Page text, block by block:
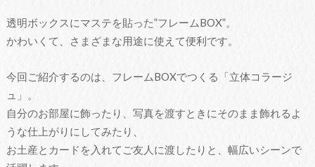
透明ボックスにマステを貼った”フレームBOX”。
かわいくて、さまざまな用途に使えて便利です。
今回ご紹介するのは、フレームBOXでつくる「立体コラージ
ュ」。
自分のお部屋に飾ったり、写真を渡すときにそのまま飾れるよ
うな仕上がりにしてみたり、
お土産とカードを入れてご友人に渡したりと、幅広いシーンで